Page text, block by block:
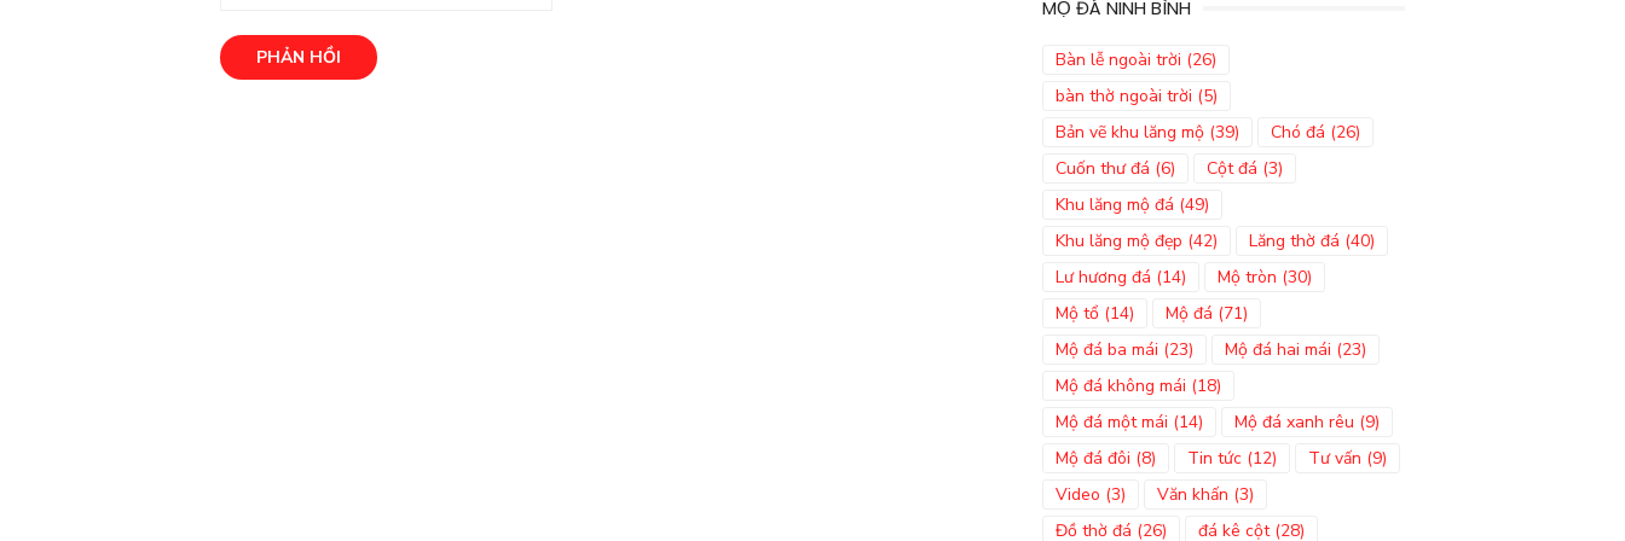
MỘ ĐÁ NINH BÌNH
Bàn lễ ngoài trời (26)
bàn thờ ngoài trời (5)
Bản vẽ khu lăng mộ (39) Chó đá (26)
Cuốn thư đá (6) Cột đá (3)
Khu lăng mộ đá (49)
Khu lăng mộ đẹp (42) Lăng thờ đá (40)
Lư hương đá (14) Mộ tròn (30)
Mộ tổ (14) Mộ đá (71)
Mộ đá ba mái (23) Mộ đá hai mái (23)
Mộ đá không mái (18)
Mộ đá một mái (14) Mộ đá xanh rêu (9)
Mộ đá đôi (8) Tin tức (12) Tư vấn (9)
Video (3) Văn khấn (3)
Đồ thờ đá (26) đá kê cột(28)